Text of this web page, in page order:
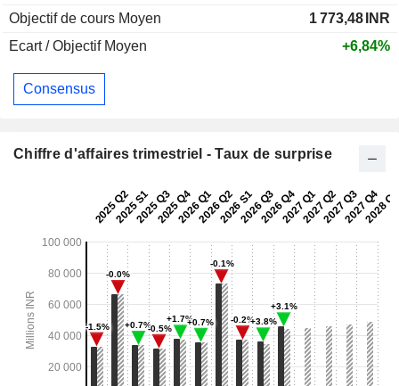
Objectif de cours Moyen
1 773,48 INR
Ecart / Objectif Moyen
+6,84%
Consensus
Chiffre d'affaires trimestriel - Taux de surprise